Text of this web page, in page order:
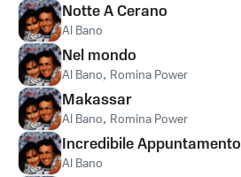
Notte A Cerano
Al Bano
Nel mondo
Al Bano, Romina Power
Makassar
Al Bano, Romina Power
Incredibile Appuntamento
Al Bano